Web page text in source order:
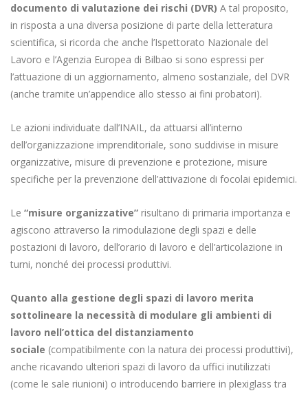
documento di valutazione dei rischi (DVR) A tal proposito,
in risposta a una diversa posizione di parte della letteratura
scientifica, si ricorda che anche l’Ispettorato Nazionale del
Lavoro e l’Agenzia Europea di Bilbao si sono espressi per
l’attuazione di un aggiornamento, almeno sostanziale, del DVR
(anche tramite un’appendice allo stesso ai fini probatori).
Le azioni individuate dall’INAIL, da attuarsi all’interno
dell’organizzazione imprenditoriale, sono suddivise in misure
organizzative, misure di prevenzione e protezione, misure
specifiche per la prevenzione dell’attivazione di focolai epidemici.
Le “misure organizzative” risultano di primaria importanza e
agiscono attraverso la rimodulazione degli spazi e delle
postazioni di lavoro, dell’orario di lavoro e dell’articolazione in
turni, nonché dei processi produttivi.
Quanto alla gestione degli spazi di lavoro merita
sottolineare la necessità di modulare gli ambienti di
lavoro nell’ottica del distanziamento
sociale (compatibilmente con la natura dei processi produttivi),
anche ricavando ulteriori spazi di lavoro da uffici inutilizzati
(come le sale riunioni) o introducendo barriere in plexiglass tra